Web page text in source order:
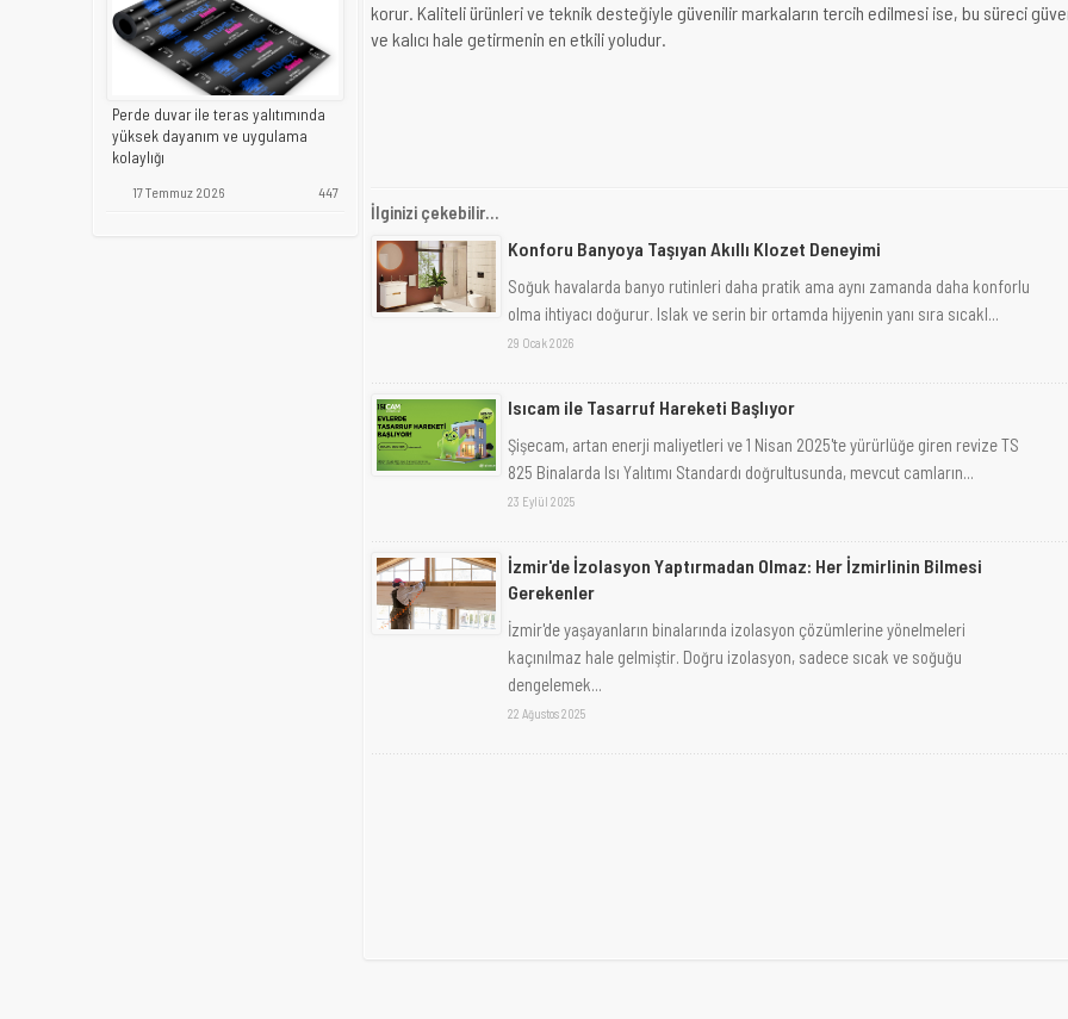
Perde duvar ile teras yalıtımında
yüksek dayanım ve uygulama
kolaylığı
17 Temmuz 2026 447
korur. Kaliteli ürünleri ve teknik desteğiyle güvenilir markaların tercih edilmesi ise, bu süreci
ve kalıcı hale getirmenin en etkili yoludur.
İlginizi çekebilir...
Konforu Banyoya Taşıyan Akıllı Klozet Deneyimi
Soğuk havalarda banyo rutinleri daha pratik ama aynı zamanda daha konforlu
olma ihtiyacı doğurur. Islak ve serin bir ortamda hijyenin yanı sıra sıcakl...
29 Ocak 2026
Isıcam ile Tasarruf Hareketi Başlıyor
Şişecam, artan enerji maliyetleri ve 1 Nisan 2025'te yürürlüğe giren revize TS
825 Binalarda Isı Yalıtımı Standardı doğrultusunda, mevcut camların...
23 Eylül 2025
İzmir'de İzolasyon Yaptırmadan Olmaz: Her İzmirlinin Bilmesi
Gerekenler
İzmir'de yaşayanların binalarında izolasyon çözümlerine yönelmeleri
kaçınılmaz hale gelmiştir. Doğru izolasyon, sadece sıcak ve soğuğu
dengelemek...
22 Ağustos 2025